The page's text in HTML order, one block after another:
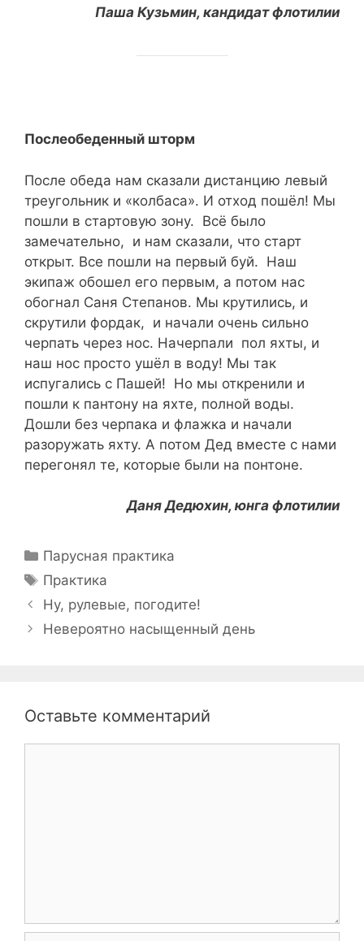
Паша Кузьмин, кандидат флотилии
Послеобеденный шторм
После обеда нам сказали дистанцию левый
треугольник и «колбаса». И отход пошёл! Мы
пошли в стартовую зону. Всё было
замечательно, и нам сказали, что старт
открыт. Все пошли на первый буй. Наш
экипаж обошел его первым, а потом нас
обогнал Саня Степанов. Мы крутились, и
скрутили фордак, и начали очень сильно
черпать через нос. Начерпали пол яхты, и
наш нос просто ушёл в воду! Мы так
испугались с Пашей! Но мы откренили и
пошли к пантону на яхте, полной воды.
Дошли без черпака и флажка и начали
разоружать яхту. А потом Дед вместе с нами
перегонял те, которые были на понтоне.
Даня Дедюхин, юнга флотилии
Рубрики
Парусная практика
Метки
Практика
Навигация
записи
Ну, рулевые, погодите!
Невероятно насыщенный день
Оставьте комментарий